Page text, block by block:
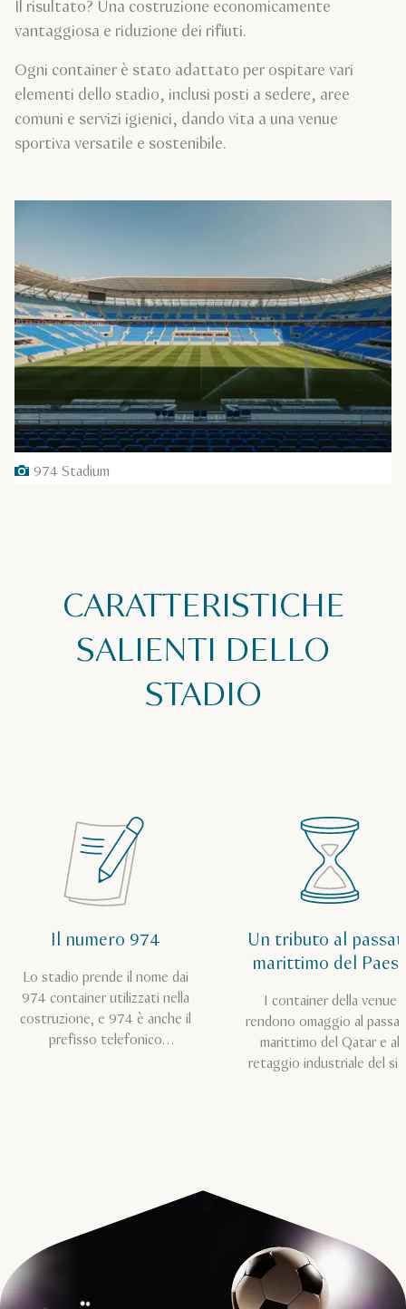
Il risultato? Una costruzione economicamente
vantaggiosa e riduzione dei rifiuti.​
Ogni container è stato adattato per ospitare vari
elementi dello stadio, inclusi posti a sedere, aree
comuni e servizi igienici, dando vita a una venue
sportiva versatile e sostenibile.
974 Stadium
CARATTERISTICHE
SALIENTI DELLO
STADIO
Il numero 974
Lo stadio prende il nome dai
974 container utilizzati nella
costruzione, e 974 è anche il
prefisso telefonico
Un tributo al
marittimo del
I container della venue
rendono omaggio al
marittimo del Qatar e al
retaggio industriale del